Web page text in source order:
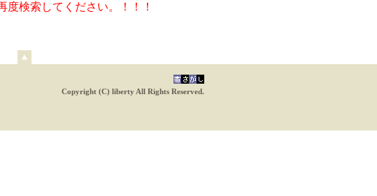
度検索してください。！！！
ペ
Copyright (C) liberty All Rights Reserved.